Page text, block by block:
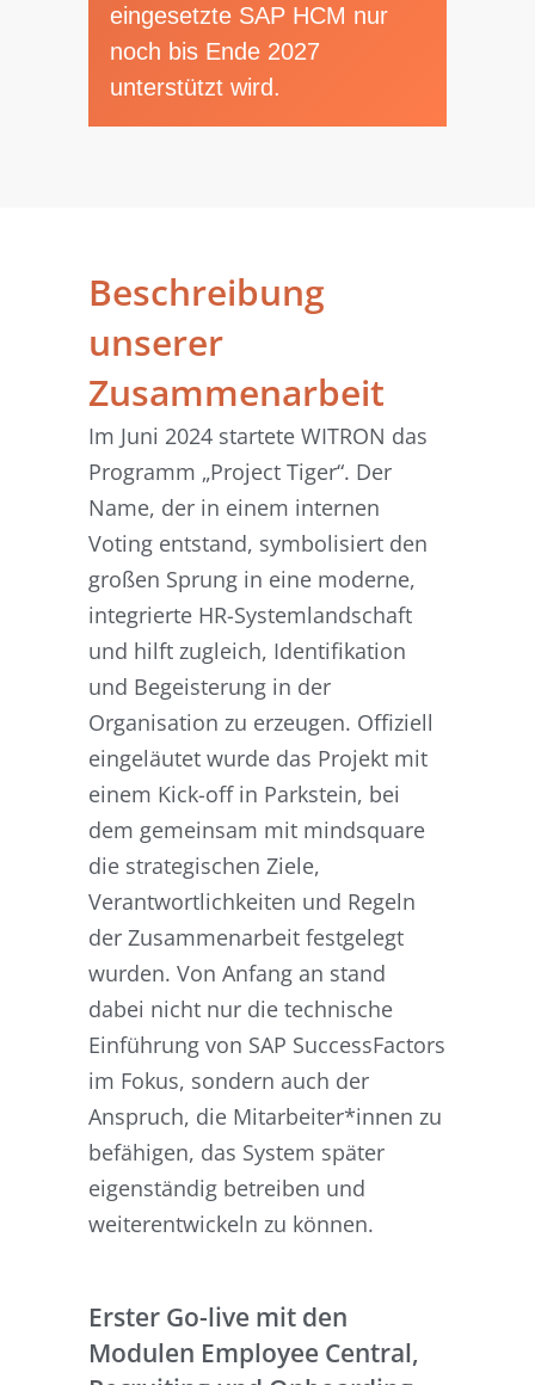
eingesetzte SAP HCM nur
noch bis Ende 2027
unterstützt wird.
Beschreibung
unserer
Zusammenarbeit
Im Juni 2024 startete WITRON das
Programm „Project Tiger“. Der
Name, der in einem internen
Voting entstand, symbolisiert den
großen Sprung in eine moderne,
integrierte HR-Systemlandschaft
und hilft zugleich, Identifikation
und Begeisterung in der
Organisation zu erzeugen. Offiziell
eingeläutet wurde das Projekt mit
einem Kick-off in Parkstein, bei
dem gemeinsam mit mindsquare
die strategischen Ziele,
Verantwortlichkeiten und Regeln
der Zusammenarbeit festgelegt
wurden. Von Anfang an stand
dabei nicht nur die technische
Einführung von SAP SuccessFactors
im Fokus, sondern auch der
Anspruch, die Mitarbeiter*innen zu
befähigen, das System später
eigenständig betreiben und
weiterentwickeln zu können.
Erster Go-live mit den
Modulen Employee Central,